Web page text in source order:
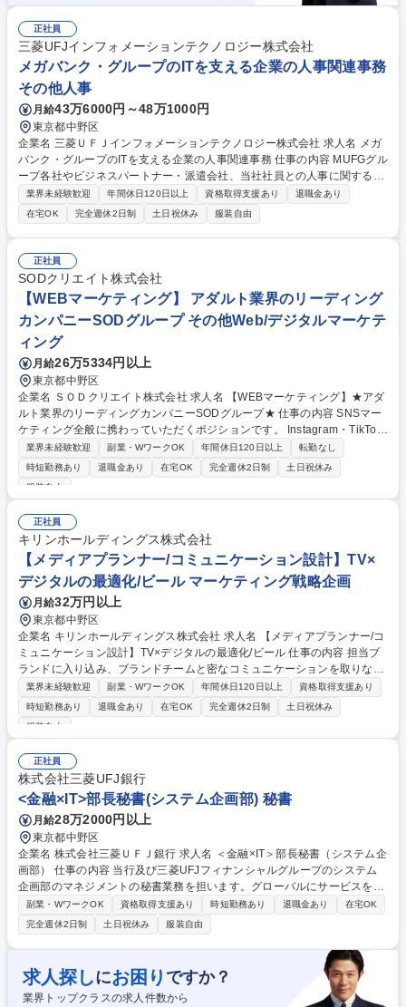
正社員
三菱UFJインフォメーションテクノロジー株式会社
メガバンク・グループのITを支える企業の人事関連事務
その他人事
月給43万6000円～48万1000円
東京都中野区
企業名 三菱ＵＦＪインフォメーションテクノロジー株式会社 求人名 メガ
バンク・グループのITを支える企業の人事関連事務 仕事の内容 MUFGグル
ープ各社やビジネスパートナー・派遣会社、当社社員との人事に関する契
約（雇用・出向・派遣等）関連業務を担っていただきます。 ■新卒・キャ
リア採用、嘱託雇用、出向、派遣について、契約に関するパートナーリレ
ーション、スキーム作成実務ならびに契約書締結実務 ■関係定例事務の確
実な実施、給与・厚生・支払など関係業務への円滑なリード ■海外赴任に
関する契約・手続き面での実務対応およびサポート ■法令や就業規則と関
係する、契約に関する企画管理・推進 募集職種 メガバンク・グループのI
Tを支える企業の人事関連事務
業界未経験歓迎 年間休日120日以上 資格取得支援あり
退職金あり
在宅OK
完全週休2日制 土日祝休み 服装自由
正社員
SODクリエイト株式会社
【WEBマーケティング】 アダルト業界のリーディング
カンパニーSODグループ その他Web/デジタルマーケテ
ィング
月給26万5334円以上
東京都中野区
企業名 ＳＯＤクリエイト株式会社 求人名 【WEBマーケティング】★アダ
ルト業界のリーディングカンパニーSODグループ★ 仕事の内容 SNSマー
ケティング全般に携わっていただくポジションです。 Instagram・TikTo
k・YouTubeといった主要プラットフォームを対象に、企画立案から動画
制作、投稿、効果検証まで一連の流れを幅広く担当していただきます。 ■
SNSマーケティングの企画・実行 ■トレンドを反映した施策立案とアカウ
Bマーケティング】★アダルト業界のリーディングカンパニーSODグルー
プ★
業界未経験歓迎 副業・WワークOK 年間休日120日以上
転勤なし
時短勤務あり
退職金あり 在宅OK 完全週休2日制
土日祝休み
服装自由
正社員
キリンホールディングス株式会社
【メディアプランナー/コミュニケーション設計】TV×
デジタルの最適化/ビール マーケティング戦略企画
月給32万円以上
東京都中野区
企業名 キリンホールディングス株式会社 求人名 【メディアプランナー/コ
ミュニケーション設計】TV×デジタルの最適化/ビール 仕事の内容 担当ブ
ランドに入り込み、ブランドチームと密なコミュニケーションを取りなが
ら、ブランドの課題を把握し、その解決に向けてペイドメディアのプラン
ニング、ブランドチームへの提案を行っていただきます。 ■主な業務：各
ブランドのマーケティング最大化に向けたメディア戦略の立案・実行。TV
各メディアの特性を理解した上での全体最適化プランニング。■特徴：獲
得系（刈り取り型）の運用効率化ではなく、ブランド価値向上を主軸とし
ます。営業やリサーチ専門チームとも連携し、キリンビール全体のビジネ
ス成果に直結する戦略を牽引していただきます。 募集職種 【メディアプ
ランナー/コミュニケーション設計】TV×デジタルの最適化/ビール
業界未経験歓迎 副業・WワークOK 年間休日120日以上
資格取得支援あり
時短勤務あり
退職金あり 在宅OK 完全週休2日制
土日祝休み
服装自由
正社員
株式会社三菱UFJ銀行
<金融×IT>部長秘書(システム企画部) 秘書
月給28万2000円以上
東京都中野区
企業名 株式会社三菱ＵＦＪ銀行 求人名 ＜金融×IT＞部長秘書（システム企
画部） 仕事の内容 当行及び三菱UFJフィナンシャルグループのシステム
企画部のマネジメントの秘書業務を担います。グローバルにサービスを展
開する当行のマネジメントをサポートいただきます。 具体的には下記のよ
うな業務内容を想定しています。 ■システム企画部マネジメント（部長ク
ラスの秘書業務（スケジュールの調整・管理、電話・メール対応、会議の
設定、出張手配、訪日外国人を含む来客対応等） ■部内庶務（報告事項の
取り纏め・他部/外部との調整・月次報告、転入出者・キャリア入行者の異
動・着任サポート等） 募集職種 ＜金融×IT＞部長秘書（システム企画部）
副業・WワークOK 資格取得支援あり 時短勤務あり 退職金あり
在宅OK
完全週休2日制
土日祝休み 服装自由
求人探しにお困り ですか？
業界トップクラスの求人件数から